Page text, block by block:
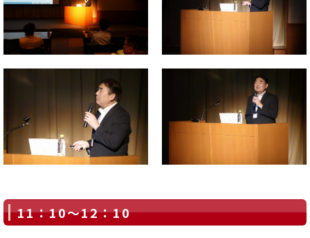
11：10～12：10